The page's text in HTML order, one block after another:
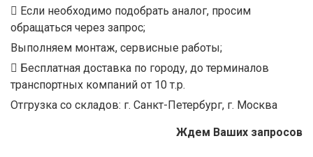
Если необходимо подобрать аналог, просим
обращаться через запрос;
Выполняем монтаж, сервисные работы;
Бесплатная доставка по городу, до терминалов
транспортных компаний от 10 т.р.
Отгрузка со складов: г. Санкт-Петербург, г. Москва
Ждем Ваших запросов